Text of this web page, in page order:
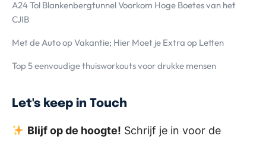
A24 Tol Blankenbergtunnel Voorkom Hoge Boetes van het
CJIB
Met de Auto op Vakantie; Hier Moet je Extra op Letten
Top 5 eenvoudige thuisworkouts voor drukke mensen
Let's keep in Touch
Blijf op de hoogte! Schrijf je in voor de